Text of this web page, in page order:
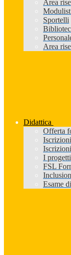
Area
Sportelli
Area
Didattica
Offerta
I
FSL
Esame